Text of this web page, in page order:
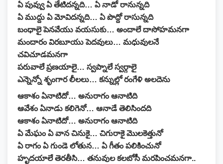
ఏ పువ్వు ఏ తేటిదన్నది… ఏ నాడో రానున్నది
ఏ ముద్దు ఏ మోవిదన్నది… ఏ పొద్దో రాసున్నది
బంధాలై పెనవేయు వయసుకు… అందాలే దాసోహమనగా
మందారం విరబూయు పెదవులు… మధువులనే
చవిచూడమనగా
పరువాలే ప్రణయాలై… స్వప్నాలే స్వర్గాలై
ఎన్నెన్నో శృంగార లీలలు… కన్నుల్లో రంగేళి అలదెను
ఆకాశం ఏనాటిదో… అనురాగం ఆనాటిది
ఆవేశం ఏనాడు కలిగెనో… ఆనాడే తెలిసిందది
ఆకాశం ఏనాటిదో… అనురాగం ఆనాటిది
ఏ మేఘం ఏ వాన చినుకై… చిగురాకై మొలకెత్తునో
ఏ రాగం ఏ గుండె లోతున… ఏ గీతం పలికించునో
హృదయాలే తెరతీసి… తనువుల కలబోసీ మరపించమనగా..